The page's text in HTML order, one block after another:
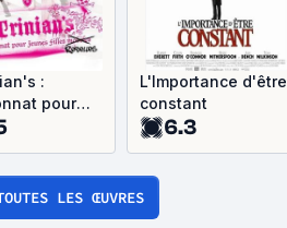
:
pour
L'Importance d'être
constant
6.3
LES ŒUVRES